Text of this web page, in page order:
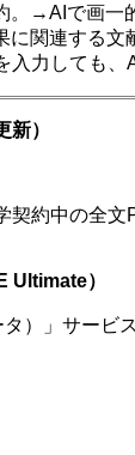
。→AIで画一
に関連する文
入力しても、
）
契約中の全
Ultimate）
タ）」サー